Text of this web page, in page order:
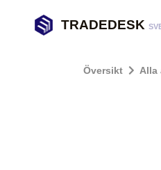
TRADEDESK
Översikt Alla